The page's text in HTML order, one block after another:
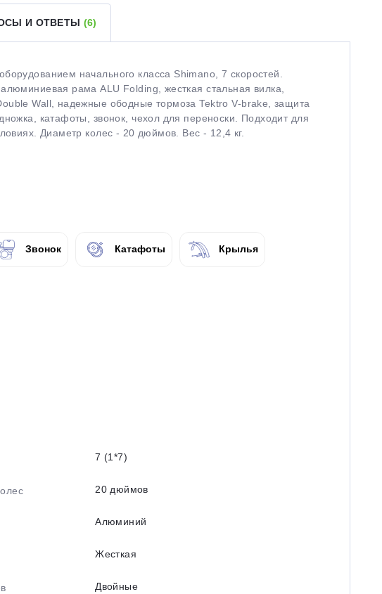
И ОТВЕТЫ (6)
начального класса Shimano, 7 скоростей.
рама ALU Folding, жесткая стальная вилка,
Wall, надежные ободные тормоза Tektro V-brake, защита
катафоты, звонок, чехол для переноски. Подходит для
Диаметр колес - 20 дюймов. Вес - 12,4 кг.
Звонок Катафоты Крылья
7 (1*7)
20 дюймов
Алюминий
Жесткая
Двойные